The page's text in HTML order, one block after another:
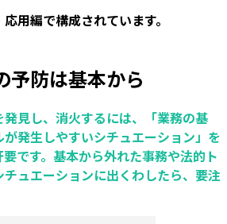
用編で構成されています。
予防は基本から
見し、消火するには、「業務の基
発生しやすいシチュエーション」を
です。基本から外れた事務や法的ト
ュエーションに出くわしたら、要注